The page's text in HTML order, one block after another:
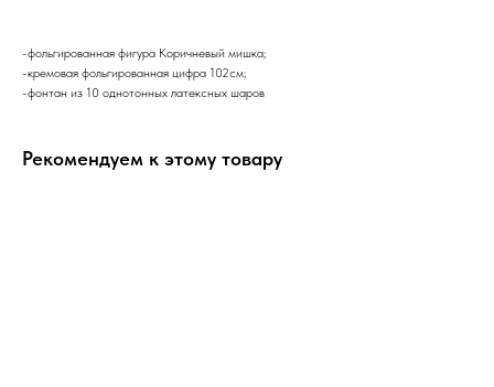
-фольгированная фигура Коричневый мишка;
-кремовая фольгированная цифра 102см;
-фонтан из 10 однотонных латексных шаров
Рекомендуем к этому товару